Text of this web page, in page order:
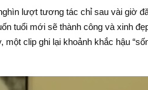
lượt tương tác chỉ sau vài giờ
tuổi mới sẽ thành công và xinh
clip ghi lại khoảnh khắc hậu